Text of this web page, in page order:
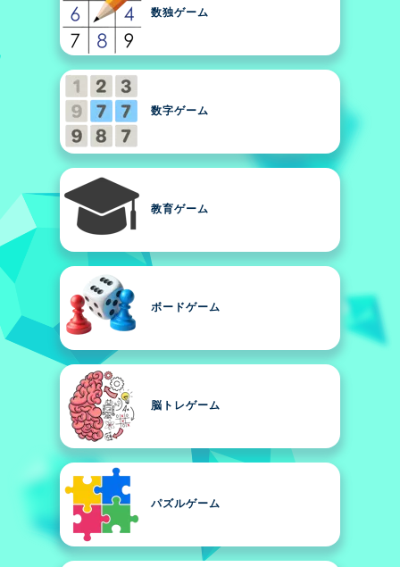
数独ゲーム
数字ゲーム
教育ゲーム
ボードゲーム
脳トレゲーム
パズルゲーム